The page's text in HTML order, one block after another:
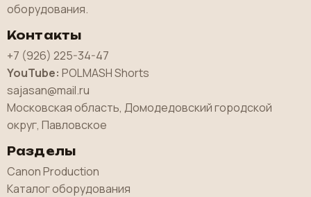
оборудования.
Контакты
+7 (926) 225-34-47
YouTube: POLMASH Shorts
sajasan@mail.ru
Московская область, Домодедовский городской
округ, Павловское
Разделы
Canon Production
Каталог оборудования